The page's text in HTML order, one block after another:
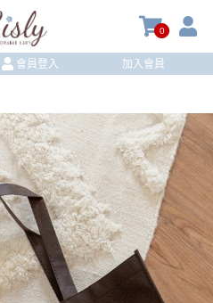
0
會員登入 加入會員